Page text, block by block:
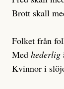
Brott skall
Folket från
Med hederlig
Kvinnor i